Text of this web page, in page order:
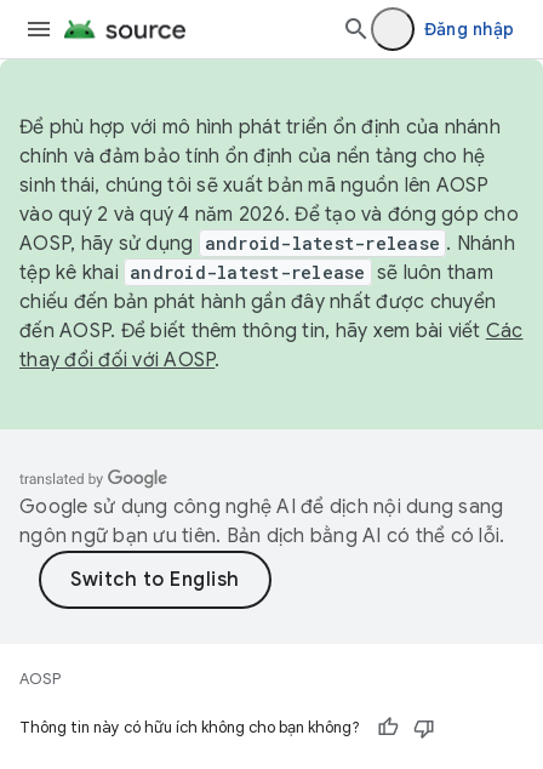
Đăng nhập
Để phù hợp với mô hình phát triển ổn định của nhánh
chính và đảm bảo tính ổn định của nền tảng cho hệ
sinh thái, chúng tôi sẽ xuất bản mã nguồn lên AOSP
vào quý 2 và quý 4 năm 2026. Để tạo và đóng góp cho
AOSP, hãy sử dụng
android-latest-release . Nhánh
tệp kê khai android-latest-release sẽ luôn tham
chiếu đến bản phát hành gần đây nhất được chuyển
đến AOSP. Để biết thêm thông tin, hãy xem bài viết Các
thay đổi đối với AOSP.
Google sử dụng công nghệ AI để dịch nội dung sang
ngôn ngữ bạn ưu tiên. Bản dịch bằng AI có thể có lỗi.
AOSP
Thông tin này có hữu ích không cho bạn không?